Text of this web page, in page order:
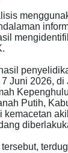
Juni 2026,
Putih,
kemacetan